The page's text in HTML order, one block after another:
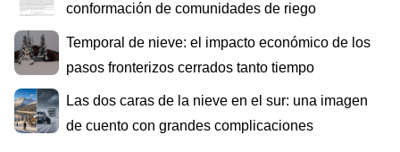
conformación de comunidades de riego
Temporal de nieve: el impacto económico de los
pasos fronterizos cerrados tanto tiempo
Las dos caras de la nieve en el sur: una imagen
de cuento con grandes complicaciones